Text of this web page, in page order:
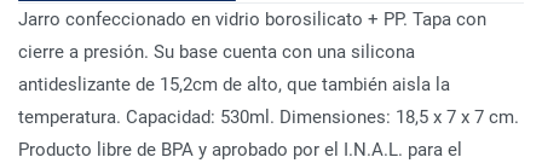
Jarro confeccionado en vidrio borosilicato + PP. Tapa con
cierre a presión. Su base cuenta con una silicona
antideslizante de 15,2cm de alto, que también aisla la
temperatura. Capacidad: 530ml. Dimensiones: 18,5 x 7 x 7 cm.
Producto libre de BPA y aprobado por el I.N.A.L. para el